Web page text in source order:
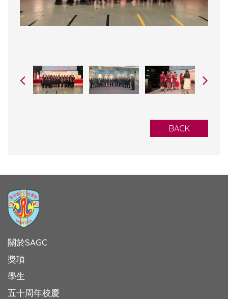
BACK
關於SAGC
獎項
學生
五十周年校慶